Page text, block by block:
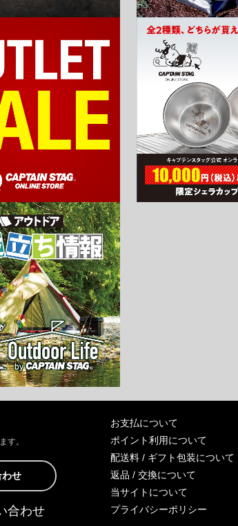
す。
わせ
合わせ
お支払について
ポイント利用について
配送料 / ギフト包装について
返品 / 交換について
当サイトについて
プライバシーポリシー